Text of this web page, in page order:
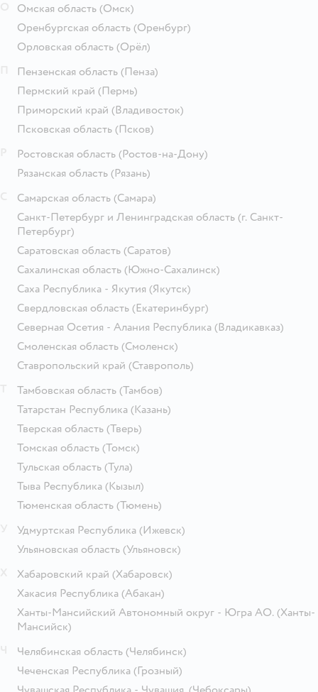
Омская область (Омск)
Оренбургская область (Оренбург)
Орловская область (Орёл)
Пензенская область (Пенза)
Пермский край (Пермь)
Приморский край (Владивосток)
Псковская область (Псков)
Ростовская область (Ростов-на-Дону)
Рязанская область (Рязань)
Самарская область (Самара)
Санкт-Петербург и Ленинградская область (г. Санкт-
Петербург)
Саратовская область (Саратов)
Сахалинская область (Южно-Сахалинск)
Саха Республика - Якутия (Якутск)
Свердловская область (Екатеринбург)
Северная Осетия - Алания Республика (Владикавказ)
Смоленская область (Смоленск)
Ставропольский край (Ставрополь)
Тамбовская область (Тамбов)
Татарстан Республика (Казань)
Тверская область (Тверь)
Томская область (Томск)
Тульская область (Тула)
Тыва Республика (Кызыл)
Тюменская область (Тюмень)
Удмуртская Республика (Ижевск)
Ульяновская область (Ульяновск)
Хабаровский край (Хабаровск)
Хакасия Республика (Абакан)
Ханты-Мансийский Автономный округ - Югра АО. (Ханты-
Мансийск)
Челябинская область (Челябинск)
Чеченская Республика (Грозный)